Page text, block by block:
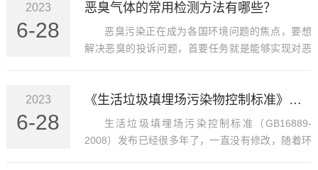
高工作效率，确保测量结果的准确性和可靠性。德
国AIRSENSE恶臭监测系列产品具备以上极大特
点，欢迎您选购！
2023
6-28
恶臭气体的常用检测方法有哪些？
恶臭污染正在成为各国环境问题的焦点，要想
解决恶臭的投诉问题，首要任务就是能够实现对恶
苯乙烯、硫化氢、二硫化碳。但是在我们日常生活
中远远不止这八种物质，现在人们能够感知的恶臭
气体就有多达四千余种，因此恶臭污染就呈现出测
2023
6-28
《生活垃圾填埋场污染物控制标准》有关恶臭污染物监测与排放限值的比较
生活垃圾填埋场污染控制标准（GB16889-
2008）发布已经很多年了，一直没有修改，随着环